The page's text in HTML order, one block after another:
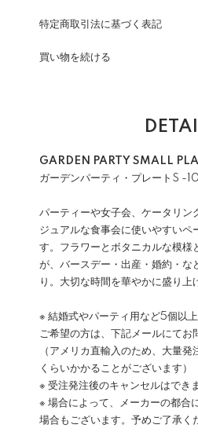
特定商取引法に基づく表記
買い物を続ける
GARDEN PARTY SMALL
ガーデンパーティ・プレートS -
パーティーや女子会、ケータリン
ジュアルな食事会に使いやすいペ
す。フラワーとボタニカルな模様
が、バースデー・出産・婚約・な
り。大切な時間を華やかに盛り上
※ 結婚式やパーティ用など5個以上
ご希望の方は、下記メールにてお
（アメリカ直輸入のため、大量発
くらいかかることがございます）
※ 受注発注後のキャンセルはでき
※ 場合によって、メーカーの都合
場合もございます。予めご了承く